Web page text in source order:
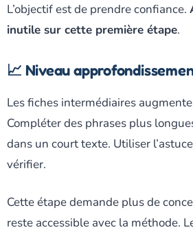
L’objectif est de prendre confiance.
inutile sur cette première étape.
📈 Niveau
Les fiches intermédiaires
Compléter des phrases plus
dans un court texte. Utiliser
vérifier.
Cette étape demande plus de
reste accessible avec la méthode.